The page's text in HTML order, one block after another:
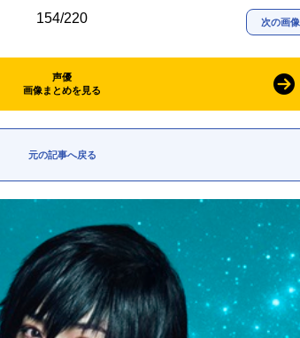
154/220 次の画像
声優
画像まとめを見る
元の記事へ戻る